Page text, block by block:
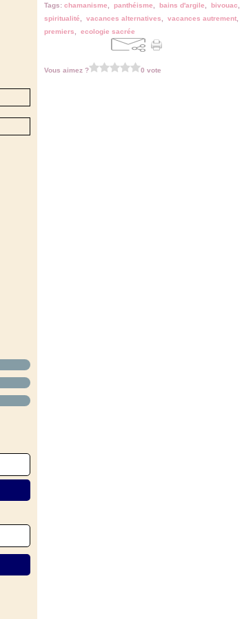
Tags: chamanisme panthéisme bains d'argile bivouac
spiritualité
vacances alternatives vacances autrement
premiers
ecologie sacrée
Vous aimez ? 0 vote